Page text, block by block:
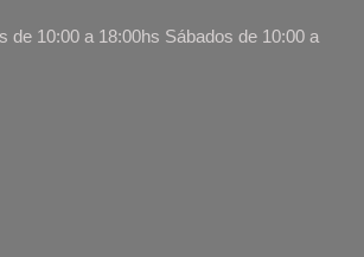
de 10:00 a 18:00hs Sábados de 10:00 a